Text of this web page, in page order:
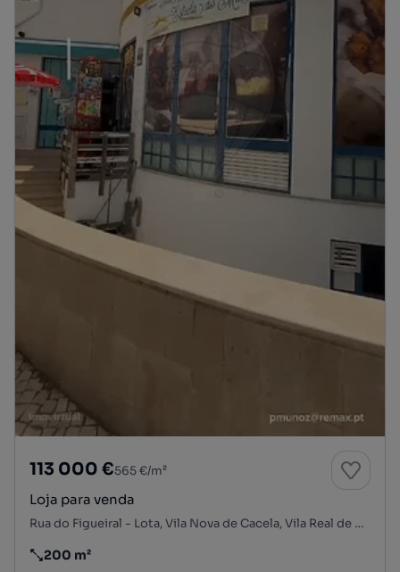
113 000 €565 €/m²
Loja para venda
Rua do Figueiral - Lota, Vila Nova de Cacela, Vila Real de Santo António, Faro
Preço por metro quadrado
200 m²